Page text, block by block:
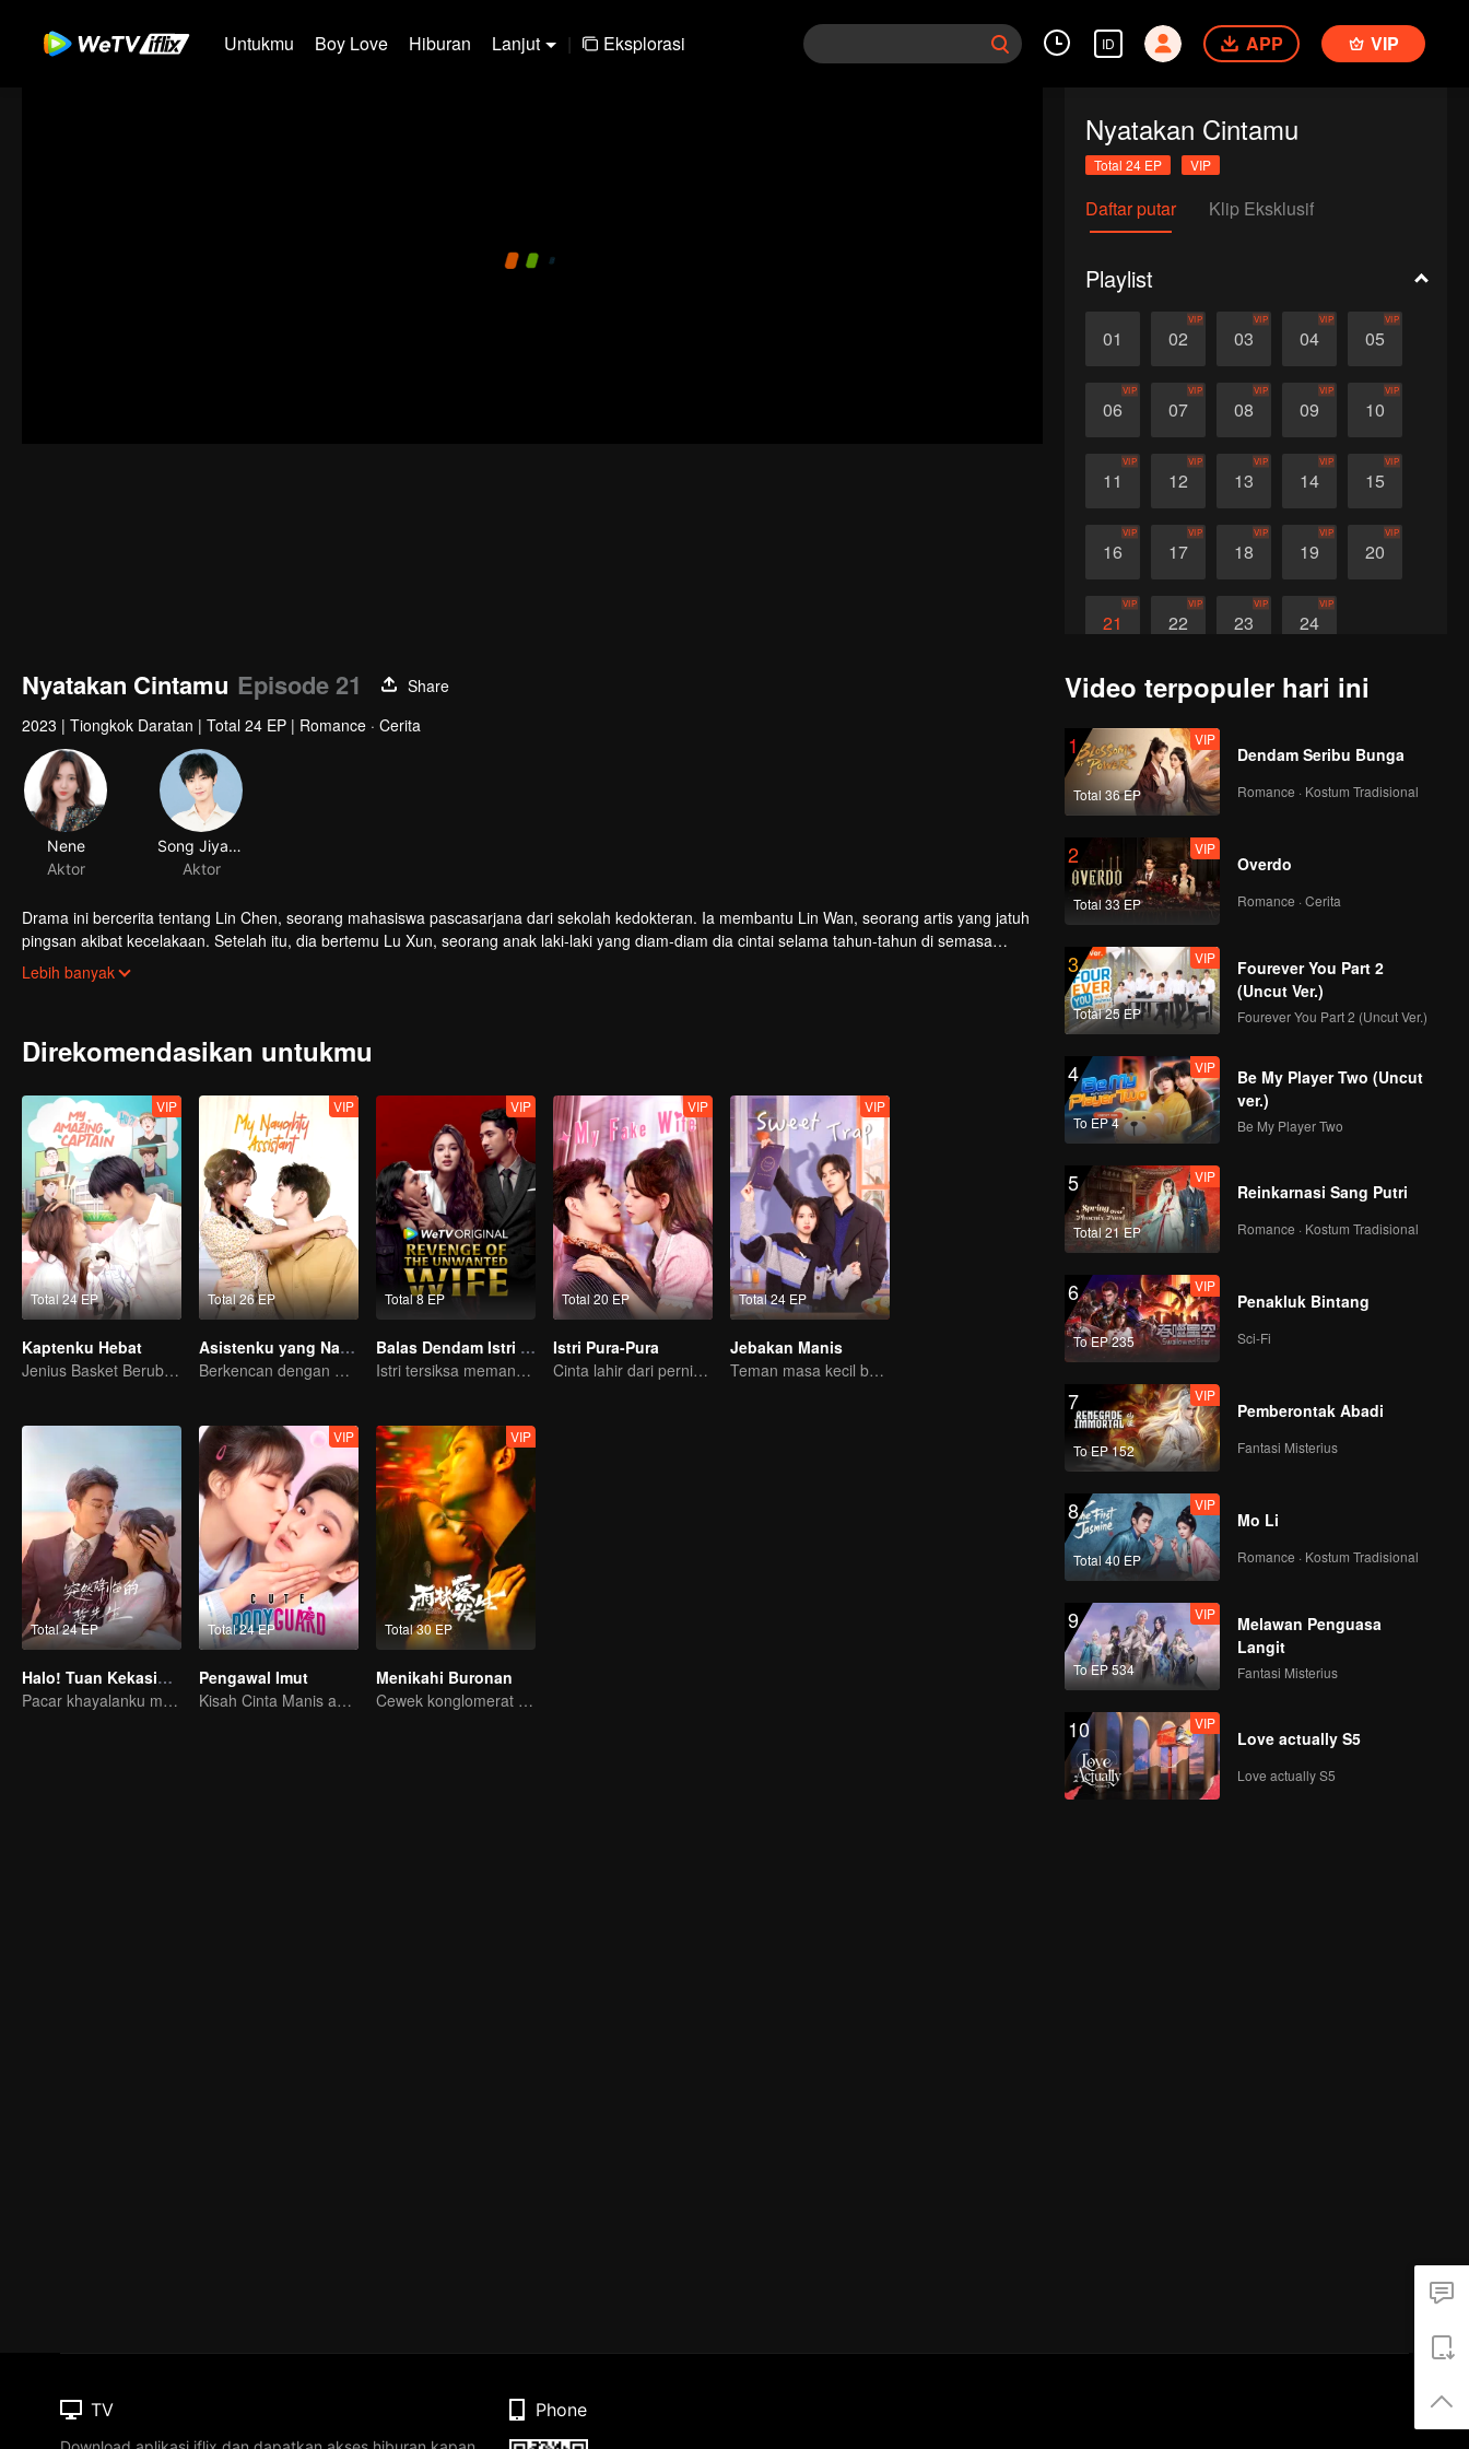
Untukmu Boy Love Hiburan Lanjut | Eksplorasi ID APP VIP
Nyatakan Cintamu
Total 24 EP VIP
Daftar putar Klip Eksklusif
Playlist
01 02
VIP
03
VIP
04
VIP
05
VIP
06
VIP
07
VIP
08
VIP
09
VIP
10
VIP
11
VIP
12
VIP
13
VIP
14
VIP
15
VIP
16
VIP
17
VIP
18
VIP
19
VIP
20
VIP
21
VIP
22
VIP
23
VIP
24
VIP
Nyatakan Cintamu Episode 21
Share
2023 | Tiongkok Daratan | Total 24 EP | Romance · Cerita
Nene
Aktor
Song Jiyang
Aktor
Drama ini bercerita tentang Lin Chen, seorang mahasiswa pascasarjana dari sekolah kedokteran. Ia membantu Lin Wan, seorang artis yang jatuh
pingsan akibat kecelakaan. Setelah itu, dia bertemu Lu Xun, seorang anak laki-laki yang diam-diam dia cintai selama tahun-tahun di semasa
sekolahnya. Ketegangan romansa apa yang akan muncul di antara mereka?
Lebih banyak
Direkomendasikan untukmu
Total 24 EP
VIP
Kaptenku Hebat
Jenius Basket Berubah Gender Mencari Cinta Sejati
Total 26 EP
VIP
Asistenku yang Nakal
Berkencan dengan Sang Idola
Total 8 EP
VIP
Balas Dendam Istri yang Tak Dianggap
Istri tersiksa memang diam, tapi dendam tak pernah tidur
Total 20 EP
VIP
Istri Pura-Pura
Cinta lahir dari pernikahan pura-pura
Total 24 EP
VIP
Jebakan Manis
Teman masa kecil bersaing jadi chef terbaik
Total 24 EP
Halo! Tuan Kekasihku
Pacar khayalanku muncul di dunia nyata
Total 24 EP
VIP
Pengawal Imut
Kisah Cinta Manis antara Ling Meishi dan Liu Te
Total 30 EP
VIP
Menikahi Buronan
Cewek konglomerat yang diburu cowok ganteng sampai ke pelaminan!
Video terpopuler hari ini
1
Total 36 EP
VIP
Dendam Seribu Bunga
Romance · Kostum Tradisional
2
Total 33 EP
VIP
Overdo
Romance · Cerita
3
Total 25 EP
VIP
Fourever You Part 2
(Uncut Ver.)
Fourever You Part 2 (Uncut Ver.)
4
To EP 4
VIP
Be My Player Two (Uncut
ver.)
Be My Player Two
5
Total 21 EP
VIP
Reinkarnasi Sang Putri
Romance · Kostum Tradisional
6
To EP 235
VIP
Penakluk Bintang
Sci-Fi
7
To EP 152
VIP
Pemberontak Abadi
Fantasi Misterius
8
Total 40 EP
VIP
Mo Li
Romance · Kostum Tradisional
9
To EP 534
VIP
Melawan Penguasa
Langit
Fantasi Misterius
10 VIP
Love actually S5
Love actually S5
TV Phone